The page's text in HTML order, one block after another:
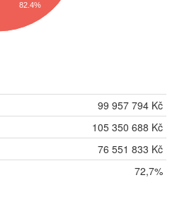
82.4%
99 957 794 Kč
105 350 688 Kč
76 551 833 Kč
72,7%